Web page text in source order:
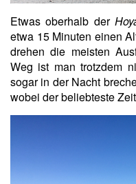
Etwas oberhalb der
etwa 15 Minuten einen
drehen die meisten
Weg ist man trotzdem
sogar in der Nacht
wobei der beliebteste